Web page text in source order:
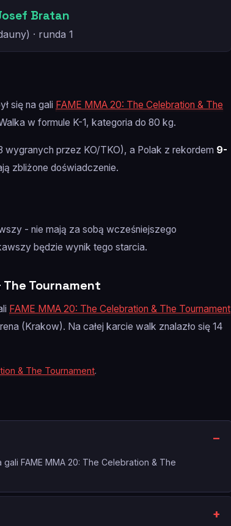
Bratan
· runda 1
się na gali FAME MMA 20: The Celebration & The
w formule K-1, kategoria do 80 kg.
wygranych przez KO/TKO), a Polak z rekordem 9-
zbliżone doświadczenie.
- nie mają za sobą wcześniejszego
będzie wynik tego starcia.
The Tournament
FAME MMA 20: The Celebration & The Tournament
(Krakow). Na całej karcie walk znalazło się 14
& The Tournament.
FAME MMA 20: The Celebration & The